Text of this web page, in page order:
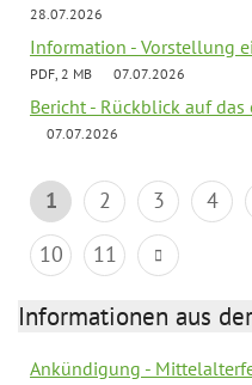
28.07.2026
Information - Vorstellung
PDF, 2 MB 07.07.2026
Bericht - Rückblick auf
07.07.2026
1 2 3 4
10
11
Informationen aus
Ankündigung -